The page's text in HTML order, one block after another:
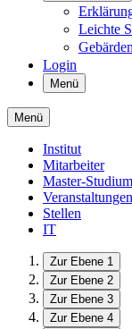
Leichte
Login
Menü
Menü
Institut
Mitarbeiter
Master-Studium
Veranstaltungen
Stellen
IT
Zur Ebene 1
Zur Ebene 2
Zur Ebene 3
Zur Ebene 4